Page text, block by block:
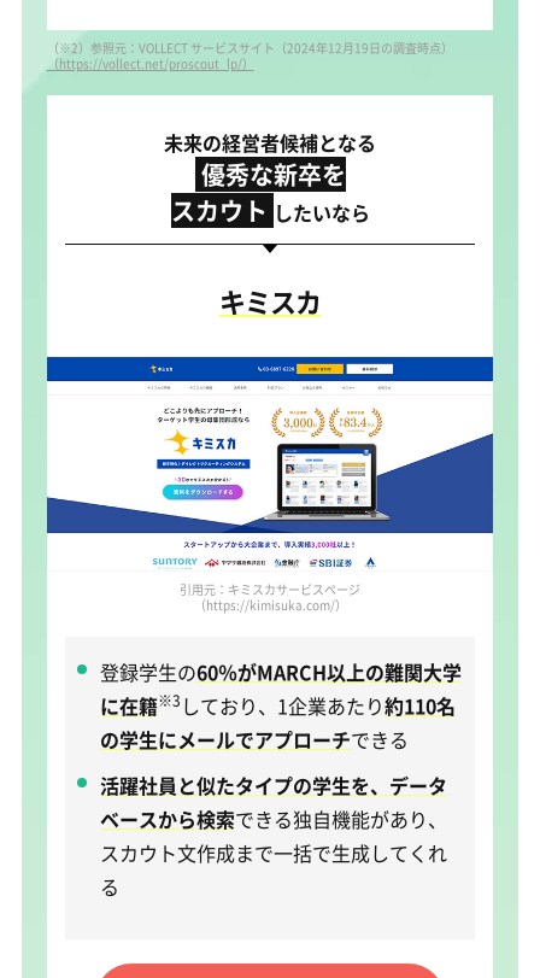
（※2）参照元：VOLLECT サービスサイト（2024年12月19日の調査時点）
（https://vollect.net/proscout_lp/）
未来の経営者候補となる
優秀な新卒を
スカウト したいなら
キミスカ
引用元：キミスカサービスページ
（https://kimisuka.com/）
登録学生の60％がMARCH以上の難関大学
に在籍※3 しており、1企業あたり約110名
の学生にメールでアプローチできる
活躍社員と似たタイプの学生を、データ
ベースから検索できる独自機能があり、
スカウト文作成まで一括で生成してくれ
る